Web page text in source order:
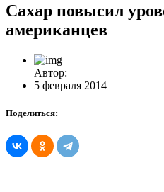
Сахар повысил
американцев
Автор:
5 февраля 2014
Поделиться: